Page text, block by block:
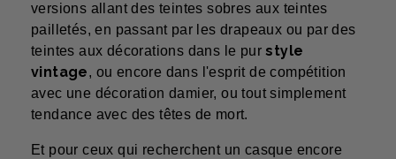
versions allant des teintes sobres aux teintes
pailletés, en passant par les drapeaux ou par des
teintes aux décorations dans le purstyle
vintage, ou encore dans l'esprit de compétition
avec une décoration damier, ou tout simplement
tendance avec des têtes de mort.
Et pour ceux qui recherchent un casque encore